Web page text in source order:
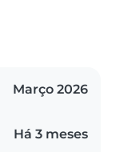
Março 2026
Há 3 meses